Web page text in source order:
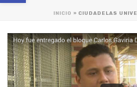
INICIO » CIUDADELAS